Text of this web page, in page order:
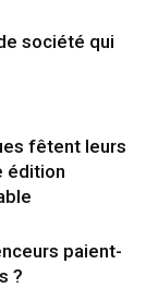
société qui
fêtent leurs
édition
paient-
?